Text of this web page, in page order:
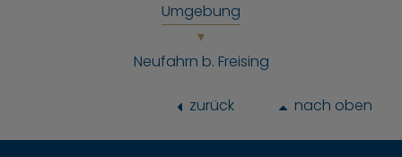
Umgebung
Neufahrn b. Freising
zurück nach oben